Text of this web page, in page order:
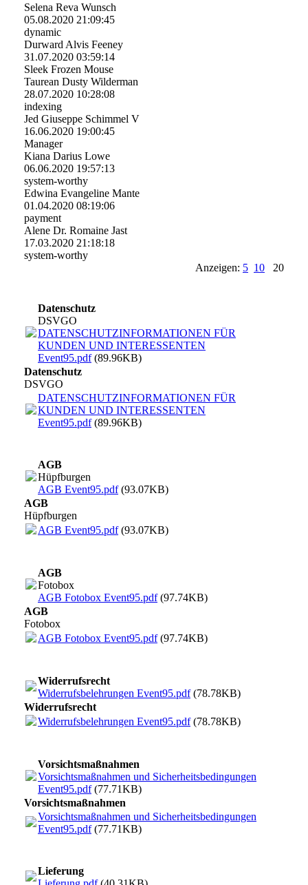
Selena Reva Wunsch
05.08.2020 21:09:45
dynamic
Durward Alvis Feeney
31.07.2020 03:59:14
Sleek Frozen Mouse
Taurean Dusty Wilderman
28.07.2020 10:28:08
indexing
Jed Giuseppe Schimmel V
16.06.2020 19:00:45
Manager
Kiana Darius Lowe
06.06.2020 19:57:13
system-worthy
Edwina Evangeline Mante
01.04.2020 08:19:06
payment
Alene Dr. Romaine Jast
17.03.2020 21:18:18
system-worthy
Anzeigen: 5 10 20
Datenschutz
DSVGO
DATENSCHUTZINFORMATIONEN FÜR
KUNDEN UND INTERESSENTEN
Event95.pdf(89.96KB)
Datenschutz
DSVGO
DATENSCHUTZINFORMATIONEN FÜR
KUNDEN UND INTERESSENTEN
Event95.pdf(89.96KB)
AGB
Hüpfburgen
AGB Event95.pdf(93.07KB)
AGB
Hüpfburgen
AGB Event95.pdf(93.07KB)
AGB
Fotobox
AGB Fotobox Event95.pdf(97.74KB)
AGB
Fotobox
AGB Fotobox Event95.pdf(97.74KB)
Widerrufsrecht
Widerrufsbelehrungen Event95.pdf(78.78KB)
Widerrufsrecht
Widerrufsbelehrungen Event95.pdf(78.78KB)
Vorsichtsmaßnahmen
Vorsichtsmaßnahmen und Sicherheitsbedingungen
Event95.pdf(77.71KB)
Vorsichtsmaßnahmen
Vorsichtsmaßnahmen und Sicherheitsbedingungen
Event95.pdf(77.71KB)
Lieferung